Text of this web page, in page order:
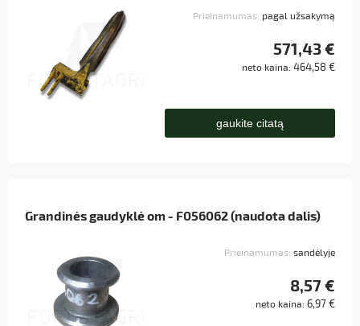
Prieinamumas: pagal užsakymą
571,43 €
neto kaina: 464,58 €
gaukite citatą
Grandinės gaudyklė om - F056062 (naudota dalis)
Prieinamumas: sandėlyje
8,57 €
neto kaina: 6,97 €